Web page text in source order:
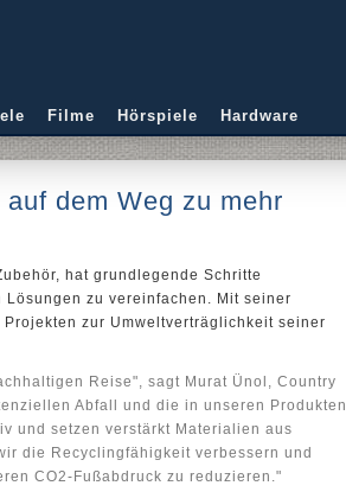
Filme Hörspiele Hardware
dem Weg zu mehr
hat grundlegende Schritte
zu vereinfachen. Mit seiner
zur Umweltverträglichkeit seiner
Reise", sagt Murat Ünol, Country
Abfall und die in unseren Produkten
und setzen verstärkt Materialien aus
die Recyclingfähigkeit verbessern und
CO2-Fußabdruck zu reduzieren."